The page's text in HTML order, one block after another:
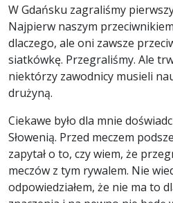
W Gdańsku zagraliśmy
Najpierw naszym
dlaczego, ale oni zawsze
siatkówkę. Przegraliśmy. Ale
niektórzy zawodnicy musieli
drużyną.
Ciekawe było dla mnie
Słowenią. Przed meczem
zapytał o to, czy wiem, że
meczów z tym rywalem. Nie
odpowiedziałem, że nie ma to